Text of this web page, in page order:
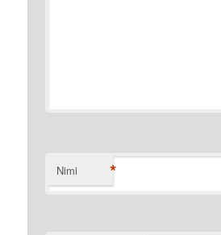
Nimi *